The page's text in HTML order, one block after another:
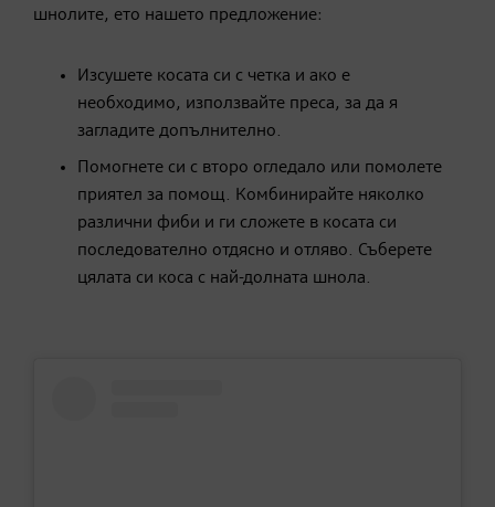
шнолите, ето нашето предложение:
Изсушете косата си с четка и ако е
необходимо, използвайте преса, за да я
загладите допълнително.
Помогнете си с второ огледало или помолете
приятел за помощ. Комбинирайте няколко
различни фиби и ги сложете в косата си
последователно отдясно и отляво. Съберете
цялата си коса с най-долната шнола.